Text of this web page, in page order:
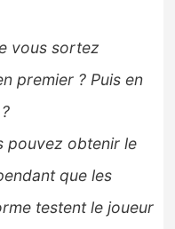
vous sortez
premier ? Puis en
pouvez obtenir le
que les
testent le joueur